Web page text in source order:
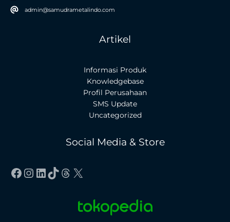
admin@samudrametalindo.com
Artikel
Informasi Produk
Knowledgebase
Profil Perusahaan
SMS Update
Uncategorized
Social Media & Store
Facebook
Instagram
LinkedIn
TikTok
Threads
X